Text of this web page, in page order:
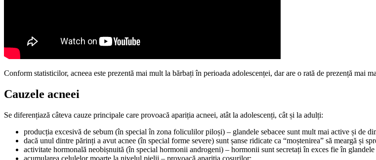
Conform statisticilor, acneea este prezentă mai mult la bărbați în perioada adolescenței, dar are o rată de prezență mai
Cauzele acneei
Se diferențiază câteva cauze principale care provoacă apariția acneei, atât la adolescenți, cât și la adulți:
producția excesivă de sebum (în special în zona foliculilor piloși) – glandele sebacee sunt mult mai active și de
dacă unul dintre părinți a avut acnee (în special forme severe) sunt șanse ridicate ca “moștenirea” să meargă și
activitate hormonală neobișnuită (în special hormonii androgeni) – hormonii sunt secretați în exces fie în
acumularea celulelor moarte la nivelul pielii – provoacă apariția coșurilor;